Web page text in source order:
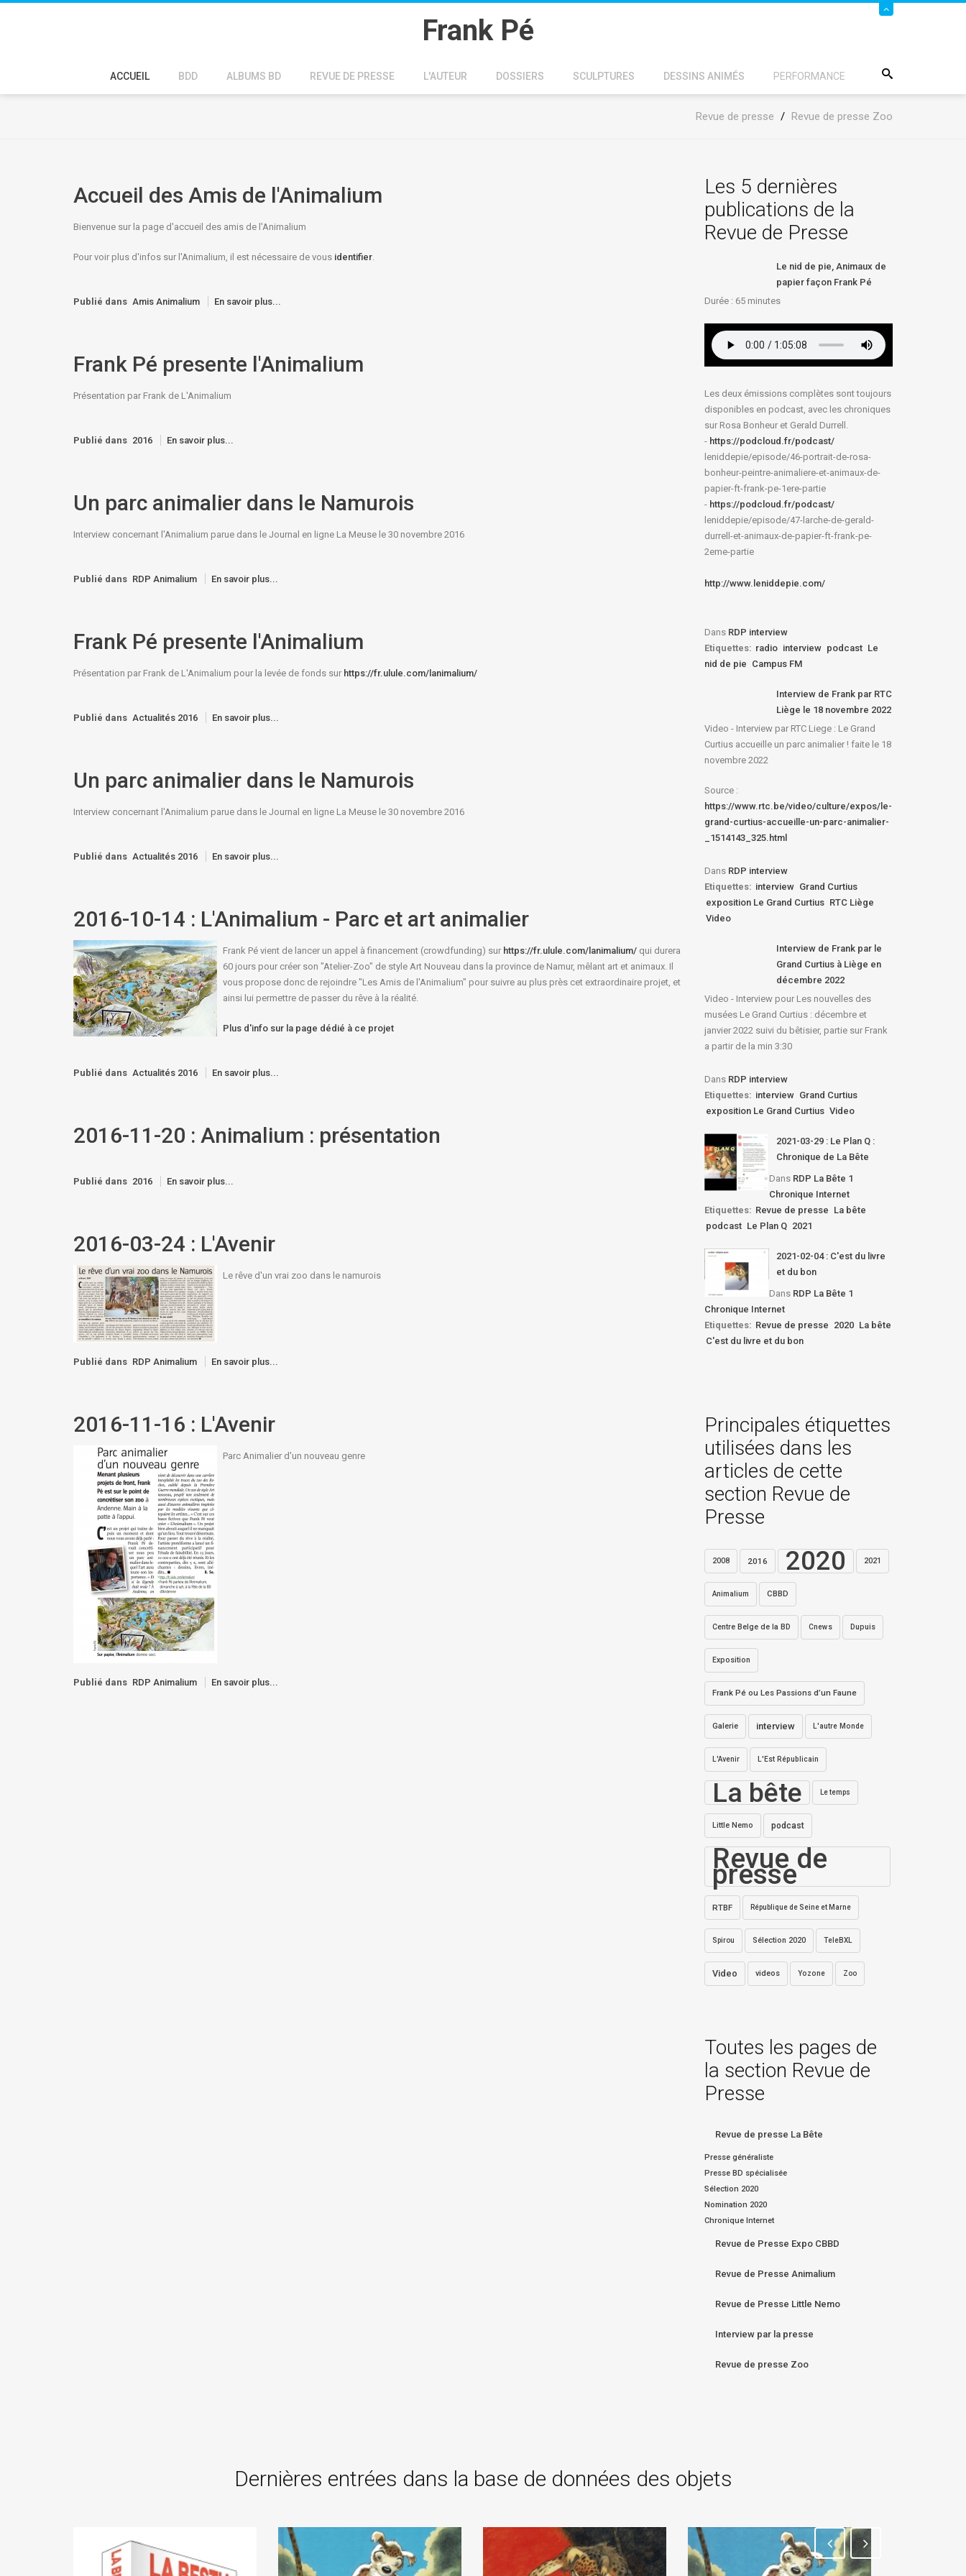
Frank Pé
ACCUEIL BDD ALBUMS BD REVUE DE PRESSE L'AUTEUR DOSSIERS SCULPTURES DESSINS ANIMÉS PERFORMANCE
Revue de presse / Revue de presse Zoo
Accueil des Amis de l'Animalium
Bienvenue sur la page d'accueil des amis de l'Animalium
Pour voir plus d'infos sur l'Animalium, il est nécessaire de vous identifier.
Publié dans Amis Animalium En savoir plus...
Frank Pé presente l'Animalium
Présentation par Frank de L'Animalium
Publié dans 2016 En savoir plus...
Un parc animalier dans le Namurois
Interview concernant l'Animalium parue dans le Journal en ligne La Meuse le 30 novembre 2016
Publié dans RDP Animalium En savoir plus...
Frank Pé presente l'Animalium
Présentation par Frank de L'Animalium pour la levée de fonds sur https://fr.ulule.com/lanimalium/
Publié dans Actualités 2016 En savoir plus...
Un parc animalier dans le Namurois
Interview concernant l'Animalium parue dans le Journal en ligne La Meuse le 30 novembre 2016
Publié dans Actualités 2016 En savoir plus...
2016-10-14 : L'Animalium - Parc et art animalier
Frank Pé vient de lancer un appel à financement (crowdfunding) sur https://fr.ulule.com/lanimalium/ qui durera
60 jours pour créer son "Atelier-Zoo" de style Art Nouveau dans la province de Namur, mêlant art et animaux. Il
vous propose donc de rejoindre "Les Amis de l'Animalium" pour suivre au plus près cet extraordinaire projet, et
ainsi lui permettre de passer du rêve à la réalité.
Plus d'info sur la page dédié à ce projet
Publié dans Actualités 2016 En savoir plus...
2016-11-20 : Animalium : présentation
Publié dans 2016 En savoir plus...
2016-03-24 : L'Avenir
Le rêve d'un vrai zoo dans le namurois
Publié dans RDP Animalium En savoir plus...
2016-11-16 : L'Avenir
Parc Animalier d'un nouveau genre
Publié dans RDP Animalium En savoir plus...
Les 5 dernières
publications de la
Revue de Presse
Le nid de pie, Animaux de
papier façon Frank Pé
Durée : 65minutes
Les deux émissions complètes sont toujours
disponibles en podcast, avec les chroniques
sur Rosa Bonheur et Gerald Durrell.
- https://podcloud.fr/podcast/
leniddepie/episode/46-portrait-de-rosa-
bonheur-peintre-animaliere-et-animaux-de-
papier-ft-frank-pe-1ere-partie
- https://podcloud.fr/podcast/
leniddepie/episode/47-larche-de-gerald-
durrell-et-animaux-de-papier-ft-frank-pe-
2eme-partie
http://www.leniddepie.com/
Dans RDP interview
Etiquettes: radio interview podcast Le
nid de pie Campus FM
Interview de Frank par RTC
Liège le 18 novembre 2022
Video - Interview par RTC Liege : Le Grand
Curtius accueille un parc animalier ! faite le 18
novembre 2022
Source :
https://www.rtc.be/video/culture/expos/le-
grand-curtius-accueille-un-parc-animalier-
_1514143_325.html
Dans RDP interview
Etiquettes: interview Grand Curtius
exposition Le Grand Curtius RTC Liège
Video
Interview de Frank par le
Grand Curtius à Liège en
décembre 2022
Video - Interview pour Les nouvelles des
musées Le Grand Curtius : décembre et
janvier 2022 suivi du bêtisier, partie sur Frank
a partir de la min 3:30
Dans RDP interview
Etiquettes: interview Grand Curtius
exposition Le Grand Curtius Video
2021-03-29 : Le Plan Q :
Chronique de La Bête
Dans RDP La Bête 1
Chronique Internet
Etiquettes: Revue de presse La bête
podcast Le Plan Q 2021
2021-02-04 : C'est du livre
et du bon
Dans RDP La Bête 1
Chronique Internet
Etiquettes: Revue de presse 2020 La bête
C'est du livre et du bon
Principales étiquettes
utilisées dans les
articles de cette
section Revue de
Presse
2008 2016 2020 2021
Animalium CBBD
Centre Belge de la BD Cnews Dupuis
Exposition
Frank Pé ou Les Passions d’un Faune
Galerie interview L'autre Monde
L'Avenir L'Est Républicain
La bête Le temps
Little Nemo podcast
Revue de
presse
RTBF République de Seine et Marne
Spirou Sélection 2020 TeleBXL
Video videos Yozone Zoo
Toutes les pages de
la section Revue de
Presse
Revue de presse La Bête
Presse généraliste
Presse BD spécialisée
Sélection 2020
Nomination 2020
Chronique Internet
Revue de Presse Expo CBBD
Revue de Presse Animalium
Revue de Presse Little Nemo
Interview par la presse
Revue de presse Zoo
Dernières entrées dans la base de données des objets